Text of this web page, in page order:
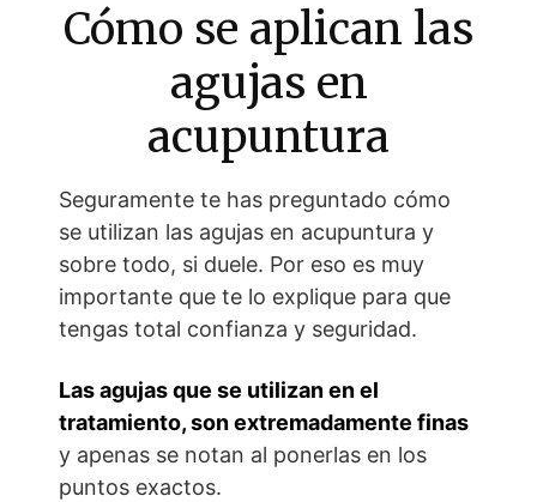
Cómo se aplican las
agujas en
acupuntura
Seguramente te has preguntado cómo
se utilizan las agujas en acupuntura y
sobre todo, si duele. Por eso es muy
importante que te lo explique para que
tengas total confianza y seguridad.
Las agujas que se utilizan en el
tratamiento, son extremadamente finas
y apenas se notan al ponerlas en los
puntos exactos.